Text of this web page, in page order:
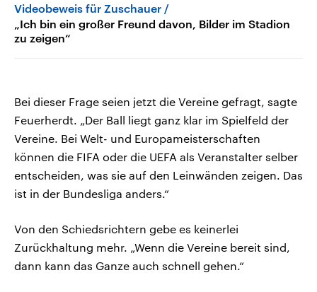
Videobeweis für Zuschauer
„Ich bin ein großer Freund davon, Bilder im Stadion
zu zeigen“
Bei dieser Frage seien jetzt die Vereine gefragt, sagte
Feuerherdt. „Der Ball liegt ganz klar im Spielfeld der
Vereine. Bei Welt- und Europameisterschaften
können die FIFA oder die UEFA als Veranstalter selber
entscheiden, was sie auf den Leinwänden zeigen. Das
ist in der Bundesliga anders.“
Von den Schiedsrichtern gebe es keinerlei
Zurückhaltung mehr. „Wenn die Vereine bereit sind,
dann kann das Ganze auch schnell gehen.“